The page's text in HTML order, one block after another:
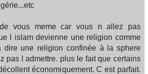
vous meme car vous n allez pas
l islam devienne une religion comme
dire une religion confinée à la sphere
pas l admettre. plus le fait que certains
économiquement. C est parfait.